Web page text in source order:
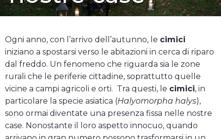
Ogni anno, con l’arrivo dell’autunno, le cimici
iniziano a spostarsi verso le abitazioni in cerca di riparo
dal freddo. Un fenomeno che riguarda sia le zone
rurali che le periferie cittadine, soprattutto quelle
vicine a campi agricoli e orti. Tra questi, le cimici, in
particolare la specie asiatica (Halyomorpha halys),
sono ormai diventate una presenza fissa nelle nostre
case. Nonostante il loro aspetto innocuo, quando